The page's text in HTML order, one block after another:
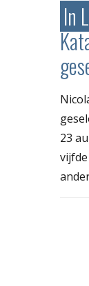
In
23